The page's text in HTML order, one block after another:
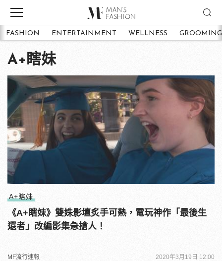
FASHION ENTERTAINMENT WELLNESS GROOMING
A+瞎妹
A+瞎妹
《A+瞎妹》雙姝影壇炙手可熱，電玩神作「最後生
還者」改編影集急搶人！
MF流行速報 2020年3月19日 12:00